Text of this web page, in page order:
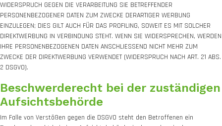
WIDERSPRUCH GEGEN DIE VERARBEITUNG SIE BETREFFENDER
PERSONENBEZOGENER DATEN ZUM ZWECKE DERARTIGER WERBUNG
EINZULEGEN; DIES GILT AUCH FÜR DAS PROFILING, SOWEIT ES MIT SOLCHER
DIREKTWERBUNG IN VERBINDUNG STEHT. WENN SIE WIDERSPRECHEN, WERDEN
IHRE PERSONENBEZOGENEN DATEN ANSCHLIESSEND NICHT MEHR ZUM
ZWECKE DER DIREKTWERBUNG VERWENDET (WIDERSPRUCH NACH ART. 21 ABS.
2 DSGVO).
Beschwerde­recht bei der zuständigen
Aufsichts­behörde
Im Falle von Verstößen gegen die DSGVO steht den Betroffenen ein